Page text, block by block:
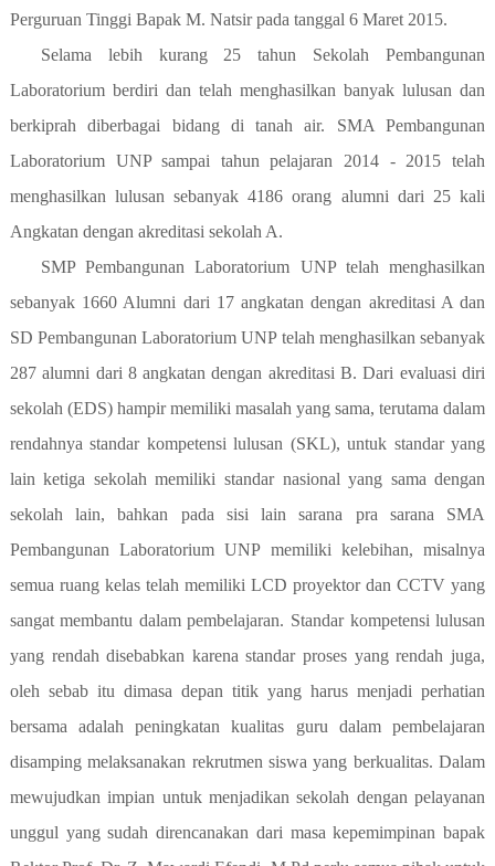
Perguruan Tinggi Bapak M. Natsir pada tanggal 6 Maret 2015.
Selama lebih kurang 25 tahun Sekolah Pembangunan
Laboratorium berdiri dan telah menghasilkan banyak lulusan dan
berkiprah diberbagai bidang di tanah air. SMA Pembangunan
Laboratorium UNP sampai tahun pelajaran 2014 - 2015 telah
menghasilkan lulusan sebanyak 4186 orang alumni dari 25 kali
Angkatan dengan akreditasi sekolah A.
SMP Pembangunan Laboratorium UNP telah menghasilkan
sebanyak 1660 Alumni dari 17 angkatan dengan akreditasi A dan
SD Pembangunan Laboratorium UNP telah menghasilkan sebanyak
287 alumni dari 8 angkatan dengan akreditasi B. Dari evaluasi diri
sekolah (EDS) hampir memiliki masalah yang sama, terutama dalam
rendahnya standar kompetensi lulusan (SKL), untuk standar yang
lain ketiga sekolah memiliki standar nasional yang sama dengan
sekolah lain, bahkan pada sisi lain sarana pra sarana SMA
Pembangunan Laboratorium UNP memiliki kelebihan, misalnya
semua ruang kelas telah memiliki LCD proyektor dan CCTV yang
sangat membantu dalam pembelajaran. Standar kompetensi lulusan
yang rendah disebabkan karena standar proses yang rendah juga,
oleh sebab itu dimasa depan titik yang harus menjadi perhatian
bersama adalah peningkatan kualitas guru dalam pembelajaran
disamping melaksanakan rekrutmen siswa yang berkualitas. Dalam
mewujudkan impian untuk menjadikan sekolah dengan pelayanan
unggul yang sudah direncanakan dari masa kepemimpinan bapak